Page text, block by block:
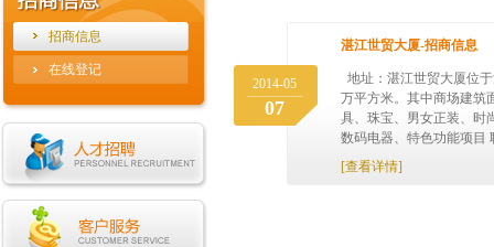
招商信息
在线登记
2014-05
07
湛江世贸大厦-招商信息
地址：湛江世贸大厦位
万平方米。其中商场建筑
具、珠宝、男女正装、时
数码电器、特色功能项目
[查看详情]